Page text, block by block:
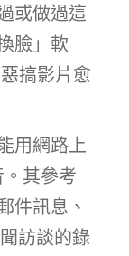
或做過這
臉」軟
搞影片愈
用網路上
其參考
件訊息、
訪談的錄